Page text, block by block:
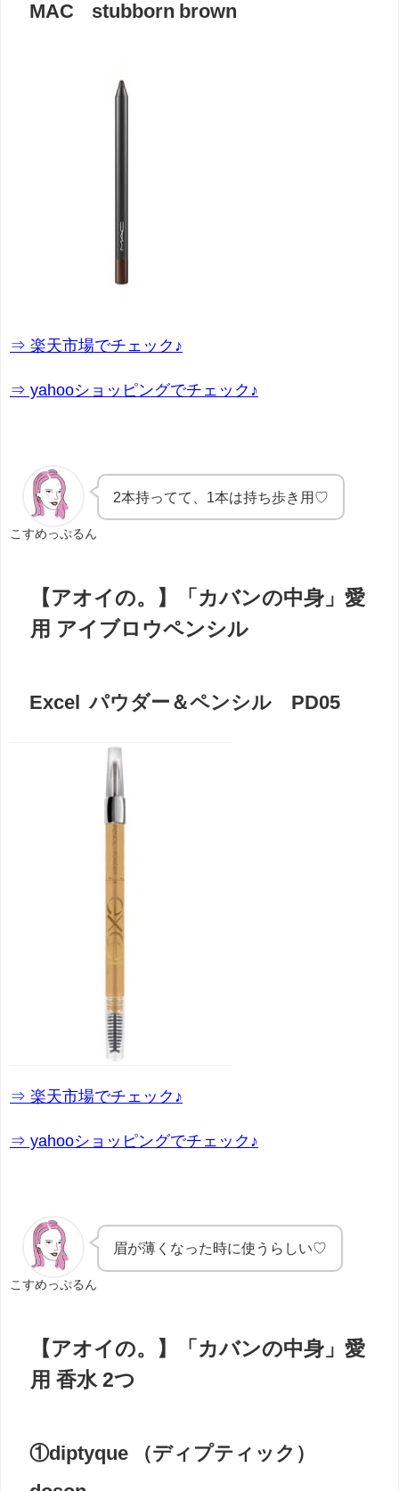
MAC stubborn brown
⇒ 楽天市場でチェック♪
⇒ yahooショッピングでチェック♪
こすめっぷるん
2本持ってて、1本は持ち歩き用♡
【アオイの。】「カバンの中身」愛
用 アイブロウペンシル
Excel パウダー＆ペンシル PD05
⇒ 楽天市場でチェック♪
⇒ yahooショッピングでチェック♪
こすめっぷるん
眉が薄くなった時に使うらしい♡
【アオイの。】「カバンの中身」愛
用 香水 2つ
①diptyque （ディプティック）